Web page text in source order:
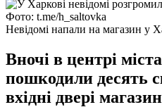
Фото: t.me/h_saltovka
Невідомі напали на магазин у
Вночі в центрі
пошкодили десять
вхідні двері